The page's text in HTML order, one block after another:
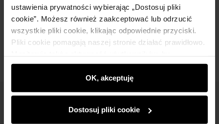
ustawienia prywatności wybierając „Dostosuj pliki
cookie”. Możesz również zaakceptować lub odrzucić
wszystkie pliki cookie, klikając odpowiednie przyciski.
Pliki cookie pomagają naszej stronie działać prawidłowo.
wyświetlać im dopasowane do ich preferencji treści,
rekomendacje oraz komunikaty reklamowe informujące o
najnowszych promocjach w e-sklepie. Informacje o tym,
partnerom społecznościowym, reklamowym i
OK, akceptuję
Dostosuj pliki cookie
Wybierz rozmiar
Dodaj do koszyka
Newsletter